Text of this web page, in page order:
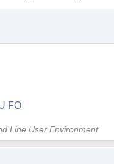
FO
Line User Environment